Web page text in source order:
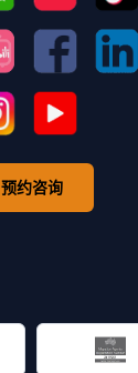
预约咨询